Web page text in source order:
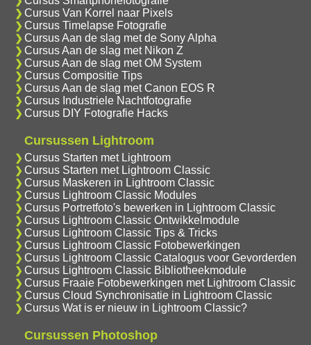
Cursus Van Korrel naar Pixels
Cursus Timelapse Fotografie
Cursus Aan de slag met de Sony Alpha
Cursus Aan de slag met Nikon Z
Cursus Aan de slag met OM System
Cursus Compositie Tips
Cursus Aan de slag met Canon EOS R
Cursus Industriele Nachtfotografie
Cursus DIY Fotografie Hacks
Cursussen Lightroom
Cursus Starten met Lightroom
Cursus Starten met Lightroom Classic
Cursus Maskeren in Lightroom Classic
Cursus Lightroom Classic Modules
Cursus Portretfoto's bewerken in Lightroom Classic
Cursus Lightroom Classic Ontwikkelmodule
Cursus Lightroom Classic Tips & Tricks
Cursus Lightroom Classic Fotobewerkingen
Cursus Lightroom Classic Catalogus voor Gevorderden
Cursus Lightroom Classic Bibliotheekmodule
Cursus Fraaie Fotobewerkingen met Lightroom Classic
Cursus Cloud Synchronisatie in Lightroom Classic
Cursus Wat is er nieuw in Lightroom Classic?
Cursussen Photoshop